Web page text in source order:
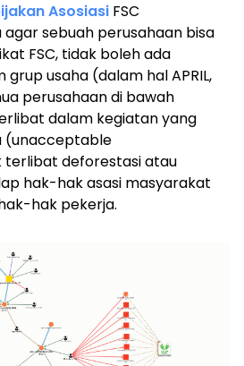
Asosiasi FSC
sebuah perusahaan bisa
FSC, tidak boleh ada
usaha (dalam hal APRIL,
perusahaan di bawah
dalam kegiatan yang
(unacceptable
terlibat deforestasi atau
hak-hak asasi masyarakat
hak pekerja.